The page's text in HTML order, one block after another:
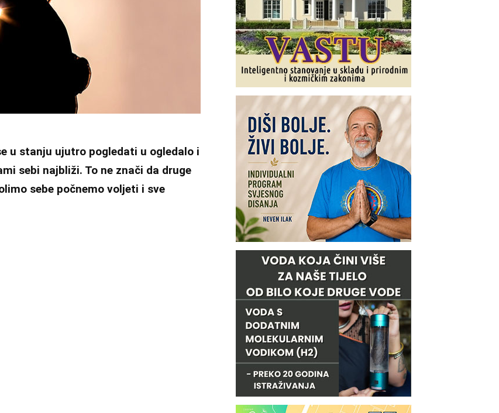
u stanju ujutro pogledati u ogledalo i
sebi najbliži. To ne znači da druge
sebe počnemo voljeti i sve